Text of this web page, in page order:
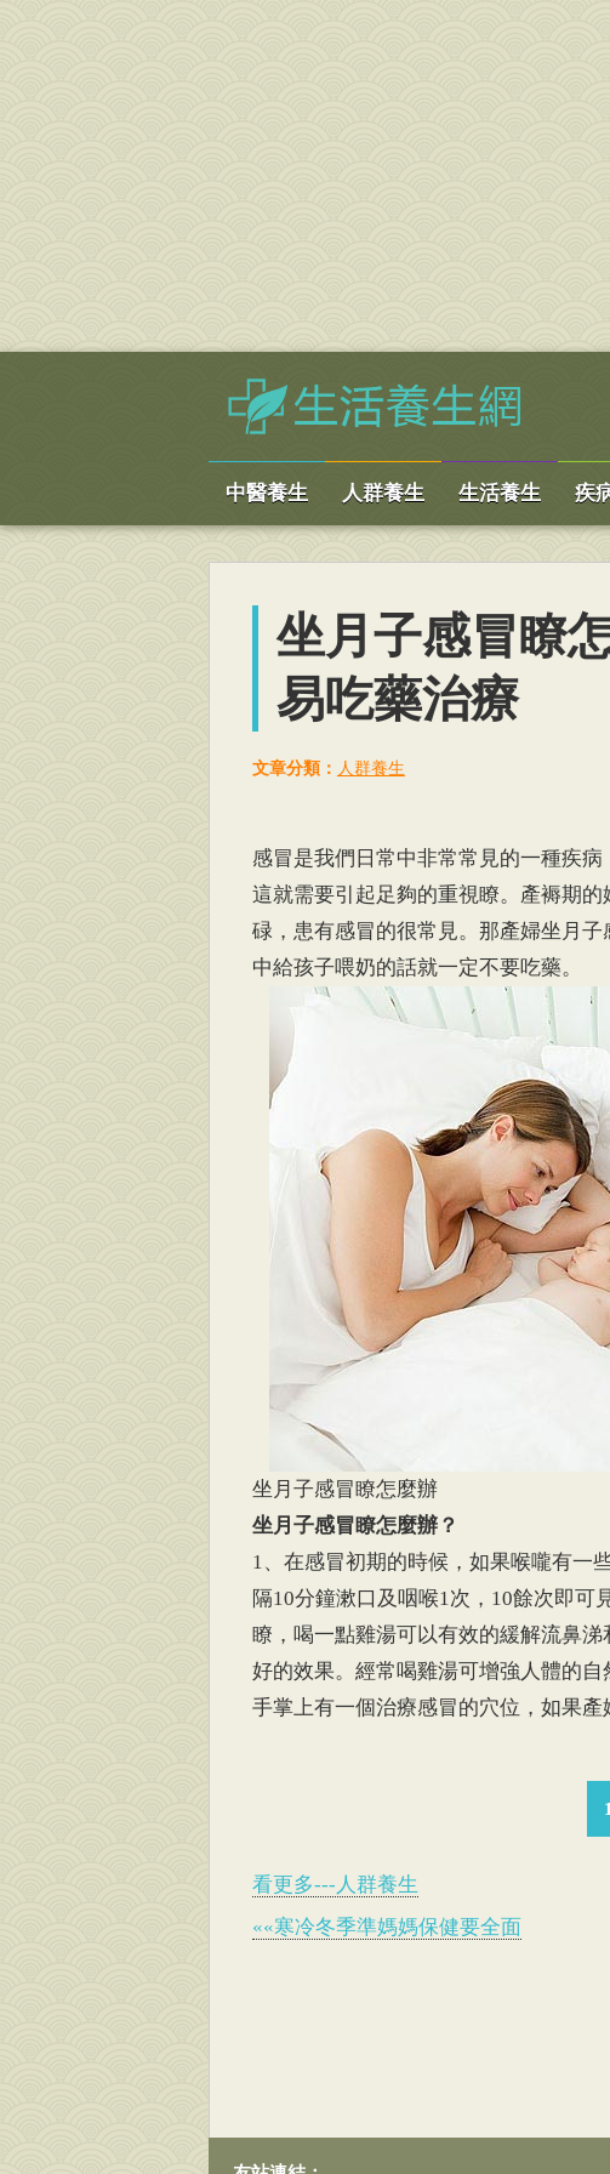
中醫養生 人群養生 生活養生 疾
坐月子感冒瞭
易吃藥治療
文章分類： 人群養生
感冒是我們日常中非常常見的一種疾
這就需要引起足夠的重視瞭。產褥期
碌，患有感冒的很常見。那產婦坐月
中給孩子喂奶的話就一定不要吃藥。
坐月子感冒瞭怎麼辦
坐月子感冒瞭怎麼辦？
1、在感冒初期的時候，如果喉嚨有一
隔10分鐘漱口及咽喉1次，10餘次即可
瞭，喝一點雞湯可以有效的緩解流鼻
好的效果。經常喝雞湯可增強人體的
手掌上有一個治療感冒的穴位，如果產
1
看更多---人群養生
««寒冷冬季準媽媽保健要全面